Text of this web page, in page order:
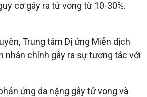
cơ gây ra tử vong từ 10-30%.
Trung tâm Dị ứng Miễn dịch
nhân chính gây ra sự tương tác với
ứng da nặng gây tử vong và